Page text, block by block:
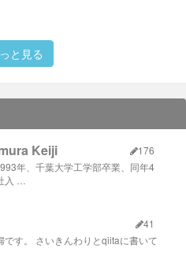
く違いますし、日本人特有の
ョンは通用しません。 通用し
いるのか、何は大切だと思っ
があると考えました。
と見る
Keiji
176
年、千葉大学工学部卒業、同年4
入 …
41
です。 さいきんわりとqiitaに書いて